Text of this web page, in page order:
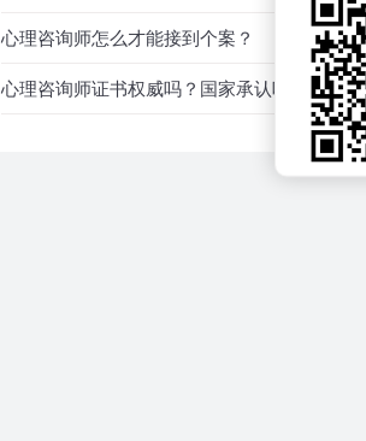
心理咨询师怎么才能接到个案？
心理咨询师证书权威吗？国家承认吗？